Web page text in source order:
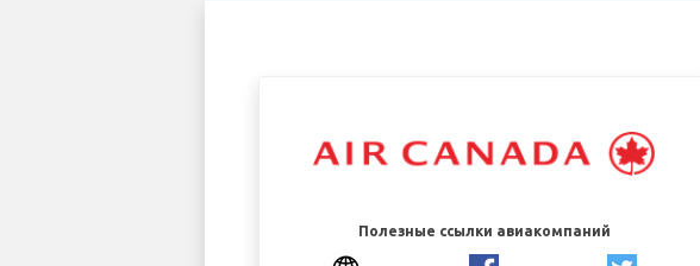
Полезные ссылки авиакомпаний